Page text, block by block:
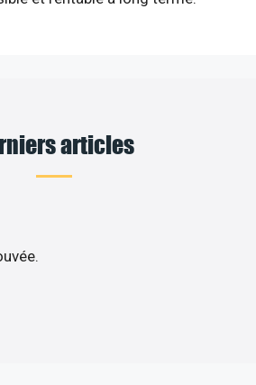
articles